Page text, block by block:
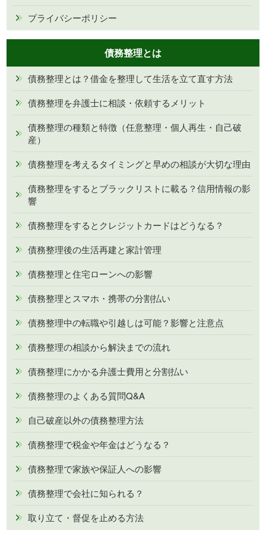
プライバシーポリシー
債務整理とは
債務整理とは？借金を整理して生活を立て直す方法
債務整理を弁護士に相談・依頼するメリット
債務整理の種類と特徴（任意整理・個人再生・自己破
産）
債務整理を考えるタイミングと早めの相談が大切な理由
債務整理をするとブラックリストに載る？信用情報の影
響
債務整理をするとクレジットカードはどうなる？
債務整理後の生活再建と家計管理
債務整理と住宅ローンへの影響
債務整理とスマホ・携帯の分割払い
債務整理中の転職や引越しは可能？影響と注意点
債務整理の相談から解決までの流れ
債務整理にかかる弁護士費用と分割払い
債務整理のよくある質問Q&A
自己破産以外の債務整理方法
債務整理で税金や年金はどうなる？
債務整理で家族や保証人への影響
債務整理で会社に知られる？
取り立て・督促を止める方法